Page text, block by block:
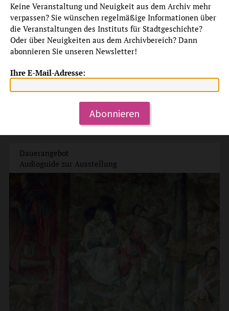
Ausstellungsort: Karmeliterkloster
Dauerangebot
Audioguide zur Ausstellung
Keine Veranstaltung und Neuigkeit aus dem Archiv mehr
verpassen? Sie wünschen regelmäßige Informationen über
die Veranstaltungen des Instituts für Stadtgeschichte?
Oder über Neuigkeiten aus dem Archivbereich? Dann
abonnieren Sie unseren Newsletter!
Ihre E-Mail-Adresse:
Abonnieren